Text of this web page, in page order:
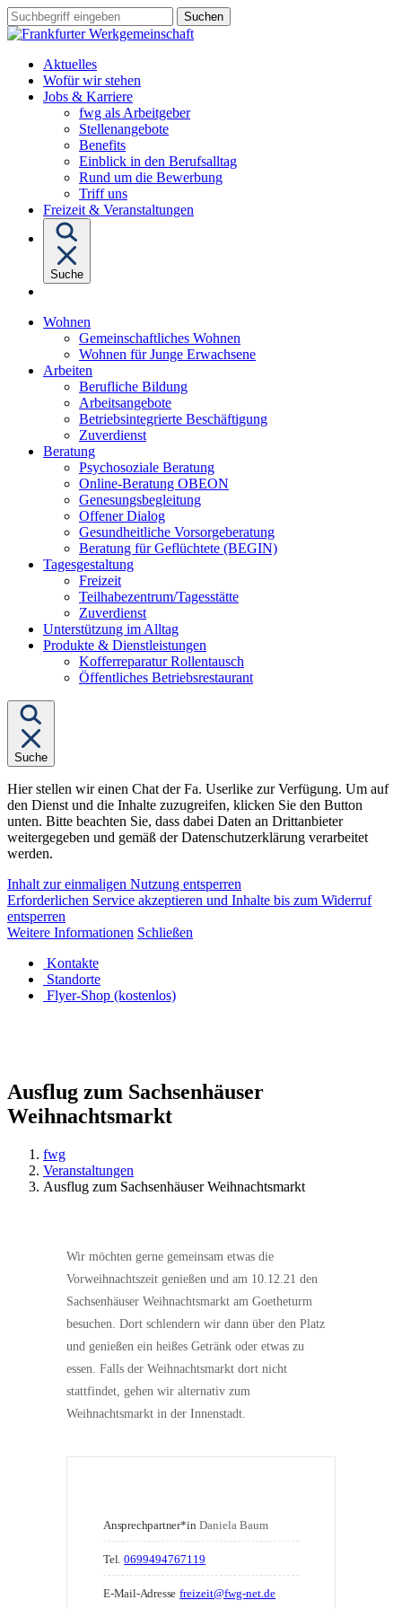
Sprungziel:
Zum
Sprungziel:
Zur
Sprungziel:
Zum
Suchbegriff
eingeben
Aktuelles
Wofür wir stehen
Jobs & KarriereUntermenü
von
"Jobs
&
fwg als Arbeitgeber
Stellenangebote
Benefits
Einblick in den Berufsalltag
Rund um die Bewerbung
Triff uns
Freizeit & Veranstaltungen
Suche
Wohnen
von
"Wohnen"
Gemeinschaftliches Wohnen
Wohnen für Junge Erwachsene
Arbeiten
von
"Arbeiten"
Berufliche Bildung
Arbeitsangebote
Betriebsintegrierte Beschäftigung
Zuverdienst
BeratungUntermenü
von
"Beratung"
Psychosoziale Beratung
Online-Beratung OBEON
Genesungsbegleitung
Offener Dialog
Gesundheitliche Vorsorgeberatung
Beratung für Geflüchtete (BEGIN)
TagesgestaltungUntermenü
"Tagesgestaltung"
Freizeit
Teilhabezentrum/Tagesstätte
Zuverdienst
Unterstützung im Alltag
Produkte & Dienstleistungen
von
"Produkte
&
Kofferreparatur Rollentausch
Öffentliches Betriebsrestaurant
Suche
Hier stellen wir einen Chat der Fa. Userlike zur Verfügung. Um auf
den Dienst und die Inhalte zuzugreifen, klicken Sie den Button
unten. Bitte beachten Sie, dass dabei Daten an Drittanbieter
weitergegeben und gemäß der Datenschutzerklärung verarbeitet
werden.
Inhalt zur einmaligen Nutzung entsperren
Erforderlichen Service akzeptieren und Inhalte bis zum Widerruf
entsperren
Weitere Informationen Schließen
Kontakte
Standorte
Flyer-Shop (kostenlos)
Ausflug zum Sachsenhäuser
Weihnachtsmarkt
fwg
Veranstaltungen
Ausflug zum Sachsenhäuser Weihnachtsmarkt
Wir möchten gerne gemeinsam etwas die
Vorweihnachtszeit genießen und am 10.12.21 den
Sachsenhäuser Weihnachtsmarkt am Goetheturm
besuchen. Dort schlendern wir dann über den Platz
und genießen ein heißes Getränk oder etwas zu
essen. Falls der Weihnachtsmarkt dort nicht
stattfindet, gehen wir alternativ zum
Weihnachtsmarkt in der Innenstadt.
Ansprechpartner*in Daniela Baum
Tel. 0699494767119
E-Mail-Adresse freizeit@fwg-net.de